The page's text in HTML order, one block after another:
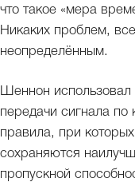
что такое «мера
Никаких проблем,
неопределённым.
Шеннон
передачи сигнала по
правила, при
сохраняются
пропускной